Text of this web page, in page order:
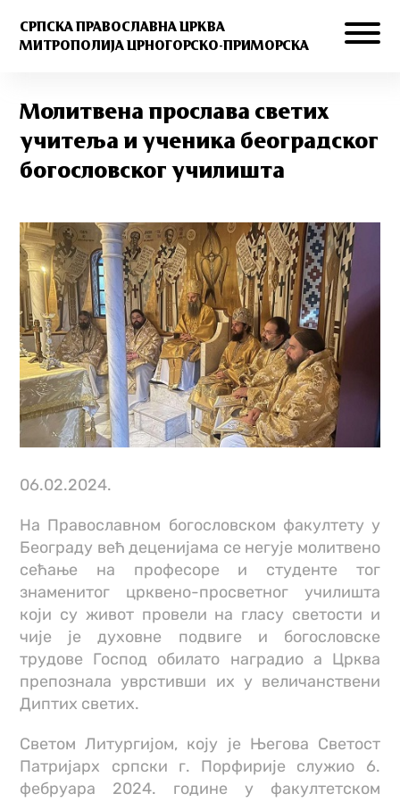
СРПСКА ПРАВОСЛАВНА ЦРКВА
МИТРОПОЛИЈА ЦРНОГОРСКО-ПРИМОРСКА
Молитвена прослава светих
учитеља и ученика београдског
богословског училишта
06.02.2024.
На Православном богословском факултету у
Београду већ деценијама се негује молитвено
сећање на професоре и студенте тог
знаменитог црквено-просветног училишта
који су живот провели на гласу светости и
чије је духовне подвиге и богословске
трудове Господ обилато наградио а Црква
препознала уврстивши их у величанствени
Диптих светих.
Светом Литургијом, коју је Његова Светост
Патријарх српски г. Порфирије служио 6.
фебруара 2024. године у факултетском